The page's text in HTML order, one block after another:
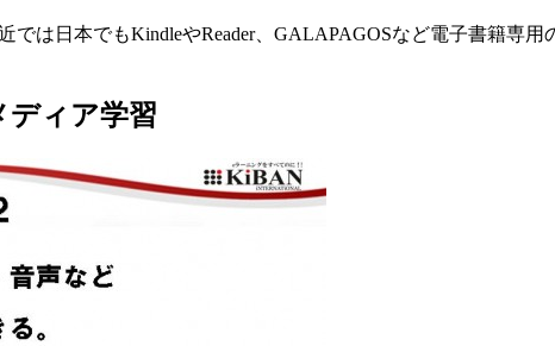
では日本でもKindleやReader、GALAPAGOSなど電子書籍専
ィア学習